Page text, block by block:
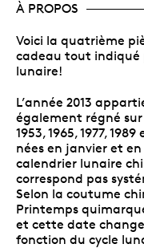
À PROPOS
Voici la quatrième
cadeau tout indiqué
lunaire!
L’année 2013
également régné sur
1953, 1965, 1977,
nées en janvier et
calendrier lunaire
correspond pas
Selon la coutume
Printemps
et cette date
fonction du cycle